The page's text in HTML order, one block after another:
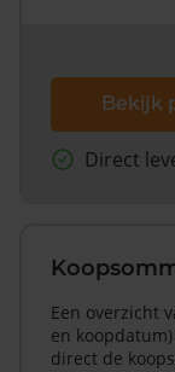
Bekijk
Direct
Een overzicht
en
direct de